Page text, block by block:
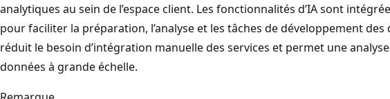
analytiques au sein de l’espace client. Les fonctionnalités d’IA sont
pour faciliter la préparation, l’analyse et les tâches de développement des
réduit le besoin d’intégration manuelle des services et permet une
données à grande échelle.